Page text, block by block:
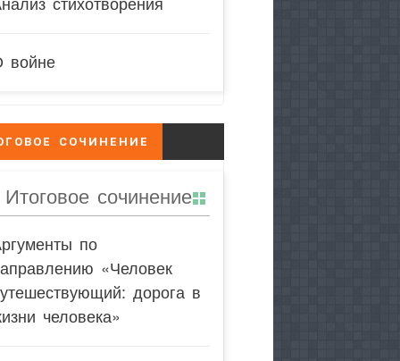
войне
СОЧИНЕНИЕ
Итоговое сочинение
по
«Человек
дорога в
человека»